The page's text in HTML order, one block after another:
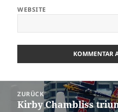
WEBSITE
Navigation
ZURÜCK
Vorheriger
Kirby Chambliss